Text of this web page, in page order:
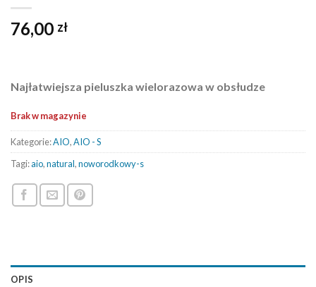
76,00 zł
Najłatwiejsza pieluszka wielorazowa w obsłudze
Brak w magazynie
Kategorie:AIO,AIO - S
Tagi:aio,natural,noworodkowy-s
OPIS